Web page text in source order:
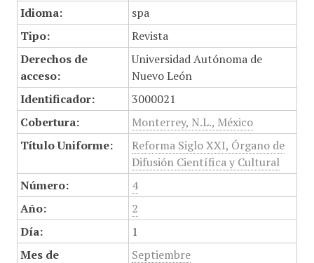
Idioma:
spa
Tipo:
Revista
Derechos de
acceso:
Universidad Autónoma de
Nuevo León
Identificador:
3000021
Cobertura:
Monterrey, N.L., México
Título Uniforme:
Reforma Siglo XXI, Órgano de
Difusión Científica y Cultural
Número:
4
Año:
2
Día:
1
Mes de
Septiembre